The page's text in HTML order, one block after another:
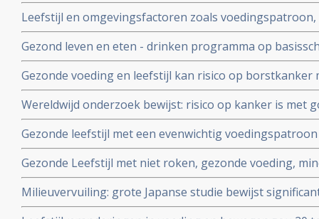
bewerkt vlees kan darmkanker voorkomen tot wel 45
Leefstijl en omgevingsfactoren zoals
luchtvervuiling spelen veel grotere rol - 70 tot 80
vormen van kanker dan pech in de vorm van erfelijke
Gezond leven en eten - drinken programma op
heeft langdurige positieve invloed op verminderen en
Gezonde voeding en leefstijl kan risico op borstkanker
ook andere vormen van kanker zijn gevoelig voor
nieuwe analyse van grootschalig rapport van het
WCRF-n
Wereldwijd onderzoek bewijst: risico op kanker is met
Gezonde leefstijl met een evenwichtig
vroegtijdig overlijden aan kanker met 20 procent,
met 34 procent
Gezonde Leefstijl met niet roken, gezonde voeding,
infecties en meer bewegen kan overlijden aan kanker
blijkt uit groot Australisch bevolkingsonderzoek.
Milieuvervuiling: grote Japanse studie bewijst
van ernstige ziektes zoals kanker door fijn stof. RIVM